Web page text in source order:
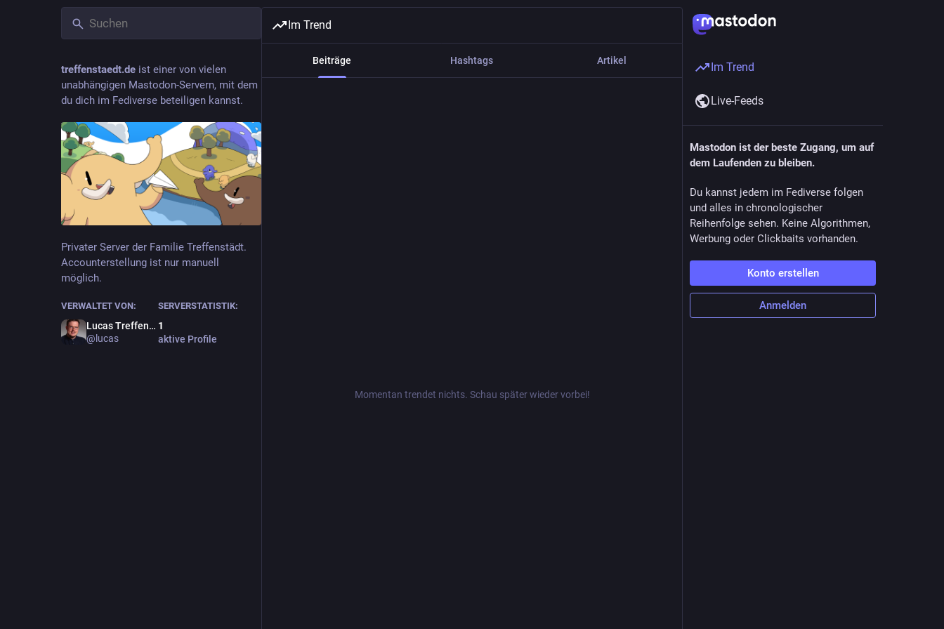
treffenstaedt.de ist einer von vielen
unabhängigen Mastodon-Servern, mit dem
du dich im Fediverse beteiligen kannst.
Privater Server der Familie Treffenstädt.
Accounterstellung ist nur manuell
möglich.
VERWALTET VON:
Lucas Treffenstädt
@lucas
SERVERSTATISTIK:
1
aktive Profile
Im Trend
Beiträge Hashtags Artikel
Momentan trendet nichts. Schau später wieder vorbei!
Im Trend
Live-Feeds
Mastodon ist der beste Zugang, um auf
dem Laufenden zu bleiben.
Du kannst jedem im Fediverse folgen
und alles in chronologischer
Reihenfolge sehen. Keine Algorithmen,
Werbung oder Clickbaits vorhanden.
Konto erstellen
Anmelden